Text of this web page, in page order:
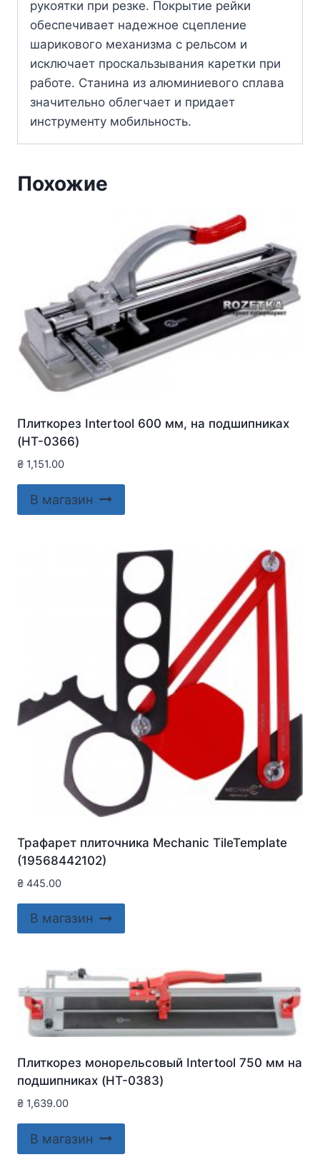
рукоятки при резке. Покрытие рейки
обеспечивает надежное сцепление
шарикового механизма с рельсом и
исключает проскальзывания каретки при
работе. Станина из алюминиевого сплава
значительно облегчает и придает
инструменту мобильность.
Похожие
Плиткорез Intertool 600 мм, на подшипниках
(HT-0366)
₴ 1,151.00
В магазин
Трафарет плиточника Mechanic TileTemplate
(19568442102)
₴ 445.00
В магазин
Плиткорез монорельсовый Intertool 750 мм на
подшипниках (HT-0383)
₴ 1,639.00
В магазин